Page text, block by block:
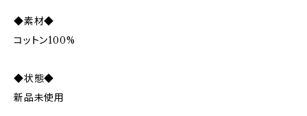
◆素材◆
コットン100%
◆状態◆
新品未使用